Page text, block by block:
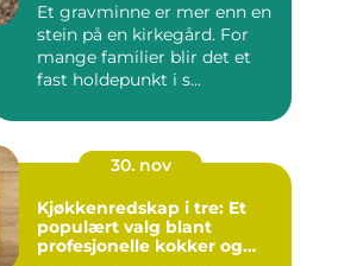
Et gravminne er mer enn en
stein på en kirkegård. For
mange familier blir det et
fast holdepunkt i s...
30. nov
Kjøkkenredskap i tre: Et
populært valg blant
profesjonelle kokker og